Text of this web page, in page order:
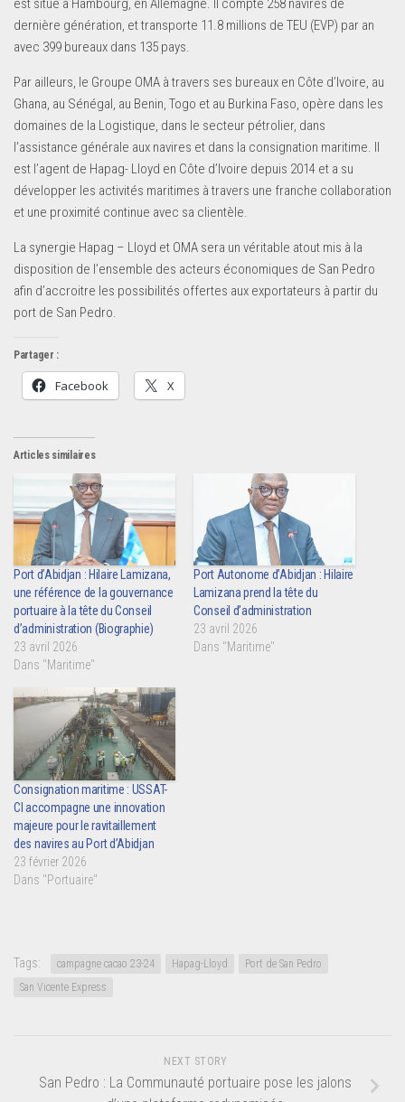
est situé à Hambourg, en Allemagne. Il compte 258 navires de
dernière génération, et transporte 11.8 millions de TEU (EVP) par an
avec 399 bureaux dans 135 pays.
Par ailleurs, le Groupe OMA à travers ses bureaux en Côte d’Ivoire, au
Ghana, au Sénégal, au Benin, Togo et au Burkina Faso, opère dans les
domaines de la Logistique, dans le secteur pétrolier, dans
l’assistance générale aux navires et dans la consignation maritime. Il
est l’agent de Hapag- Lloyd en Côte d’Ivoire depuis 2014 et a su
développer les activités maritimes à travers une franche collaboration
et une proximité continue avec sa clientèle.
La synergie Hapag – Lloyd et OMA sera un véritable atout mis à la
disposition de l’ensemble des acteurs économiques de San Pedro
afin d’accroitre les possibilités offertes aux exportateurs à partir du
port de San Pedro.
Partager :
Facebook X
Articles similaires
Port d’Abidjan : Hilaire Lamizana,
une référence de la gouvernance
portuaire à la tête du Conseil
d’administration (Biographie)
23 avril 2026
Dans "Maritime"
Port Autonome d’Abidjan : Hilaire
Lamizana prend la tête du
Conseil d’administration
23 avril 2026
Dans "Maritime"
Consignation maritime : USSAT-
CI accompagne une innovation
majeure pour le ravitaillement
des navires au Port d’Abidjan
23 février 2026
Dans "Portuaire"
Tags: campagne cacao 23-24 Hapag-Lloyd
Port de San Pedro
San Vicente Express
NEXT STORY
San Pedro : La Communauté portuaire pose les jalons